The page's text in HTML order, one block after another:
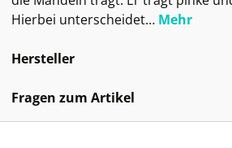
Hierbei unterscheidet… Mehr
Hersteller
Fragen zum Artikel